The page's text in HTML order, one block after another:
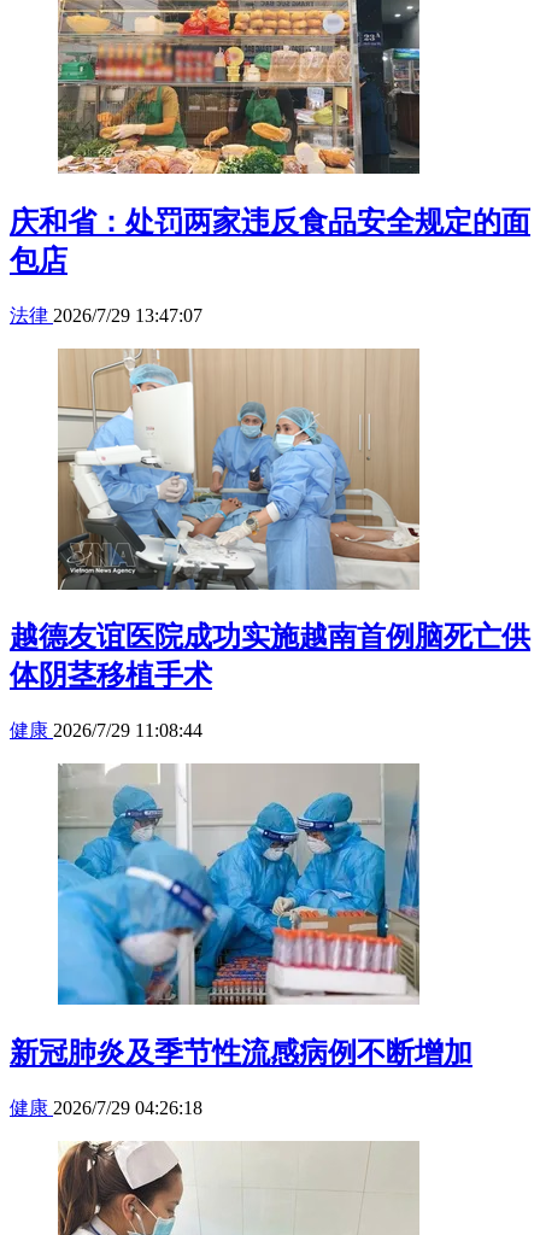
庆和省：处罚两家违反食品安全规定的面
包店
法律 2026/7/29 13:47:07
越德友谊医院成功实施越南首例脑死亡供
体阴茎移植手术
健康 2026/7/29 11:08:44
新冠肺炎及季节性流感病例不断增加
健康 2026/7/29 04:26:18